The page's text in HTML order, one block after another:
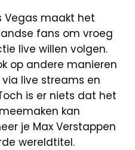
Vegas maakt het
fans om vroeg
live willen volgen.
op andere manieren
live streams en
is er niets dat het
kan
je Max Verstappen
wereldtitel.